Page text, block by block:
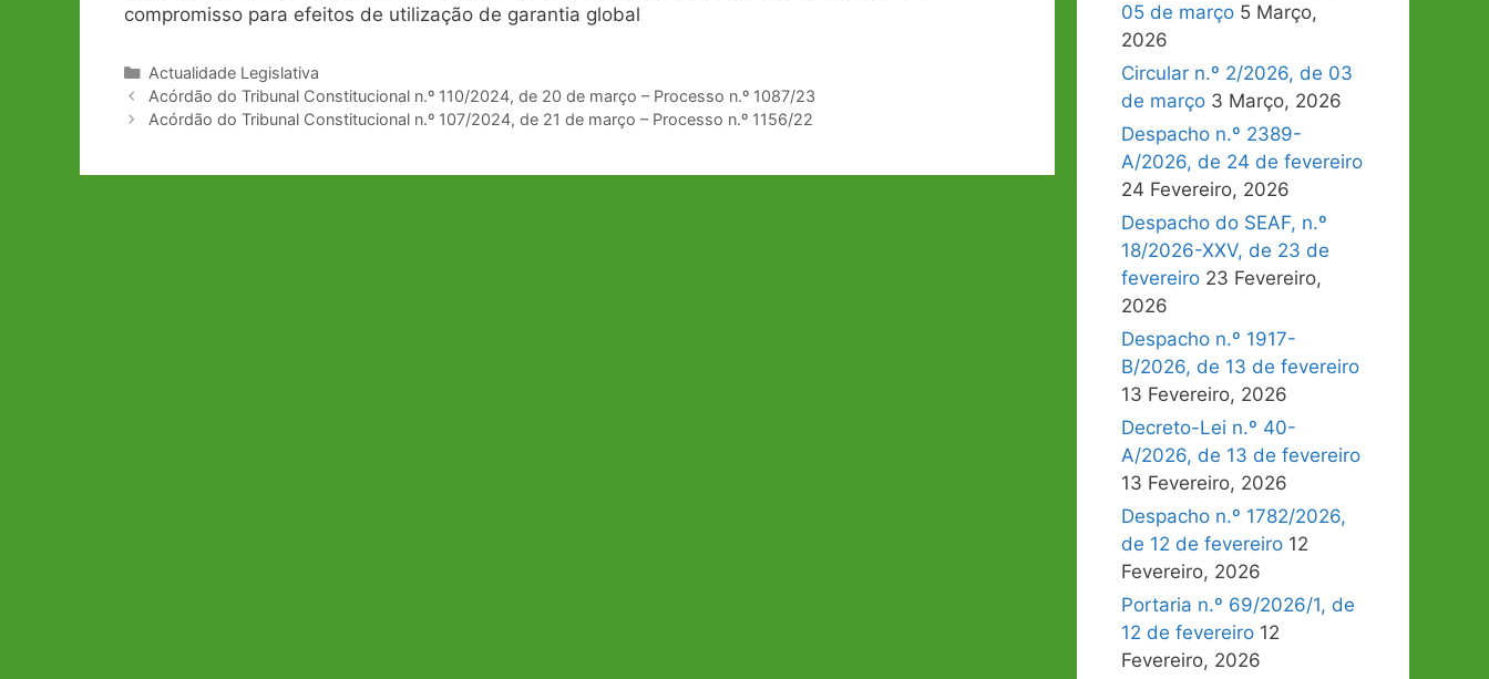
compromisso para efeitos de utilização de garantia global
Categorias
Actualidade Legislativa
Navegação
de
Acórdão do Tribunal Constitucional n.º 110/2024, de 20 de março – Processo n.º 1087/23
Acórdão do Tribunal Constitucional n.º 107/2024, de 21 de março – Processo n.º 1156/22
05 de março 5 Março,
2026
Circular n.º 2/2026, de 03
de março 3 Março, 2026
Despacho n.º 2389-
A/2026, de 24 de fevereiro
24 Fevereiro, 2026
Despacho do SEAF, n.º
18/2026-XXV, de 23 de
fevereiro 23 Fevereiro,
2026
Despacho n.º 1917-
B/2026, de 13 de fevereiro
13 Fevereiro, 2026
Decreto-Lei n.º 40-
A/2026, de 13 de fevereiro
13 Fevereiro, 2026
Despacho n.º 1782/2026,
de 12 de fevereiro 12
Fevereiro, 2026
Portaria n.º 69/2026/1, de
12 de fevereiro 12
Fevereiro, 2026